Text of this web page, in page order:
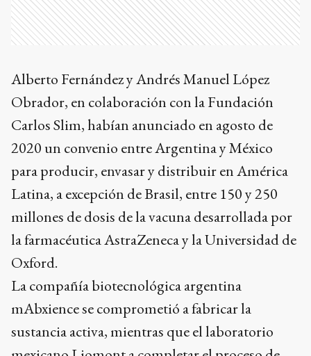
Alberto Fernández y Andrés Manuel López
Obrador, en colaboración con la Fundación
Carlos Slim, habían anunciado en agosto de
2020 un convenio entre Argentina y México
para producir, envasar y distribuir en América
Latina, a excepción de Brasil, entre 150 y 250
millones de dosis de la vacuna desarrollada por
la farmacéutica AstraZeneca y la Universidad de
Oxford.
La compañía biotecnológica argentina
mAbxience se comprometió a fabricar la
sustancia activa, mientras que el laboratorio